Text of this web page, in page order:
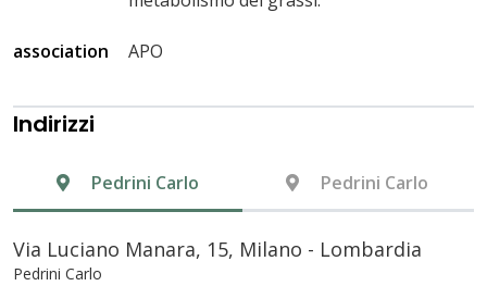
association APO
Indirizzi
Pedrini Carlo Pedrini Carlo
Via Luciano Manara, 15, Milano - Lombardia
Pedrini Carlo